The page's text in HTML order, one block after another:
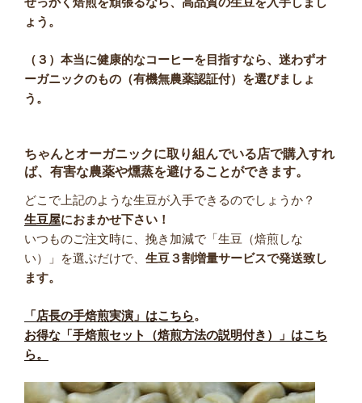
ょう。
（３）本当に健康的なコーヒーを目指すなら、迷わずオ
ーガニックのもの（有機無農薬認証付）を選びましょ
う。
ちゃんとオーガニックに取り組んでいる店で購入すれ
ば、有害な農薬や燻蒸を避けることができます。
どこで上記のような生豆が入手できるのでしょうか？
生豆屋におまかせ下さい！
いつものご注文時に、挽き加減で「生豆（焙煎しな
い）」を選ぶだけで、 生豆３割増量サービスで発送致し
ます。
「店長の手焙煎実演」はこちら。
お得な「手焙煎セット（焙煎方法の説明付き）」はこち
ら。